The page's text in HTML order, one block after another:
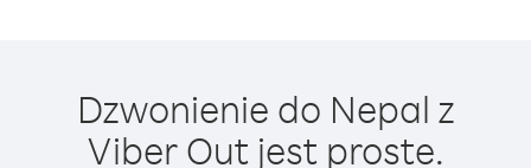
Dzwonienie do Nepal z
Viber Out jest proste.